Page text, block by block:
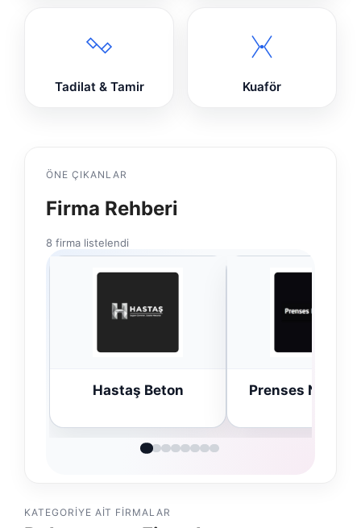
Tadilat & Tamir Kuaför
ÖNE ÇIKANLAR
Firma Rehberi
8 firma listelendi
Prenses Night Club
Enes Kaplan
KATEGORIYE AIT FIRMALAR